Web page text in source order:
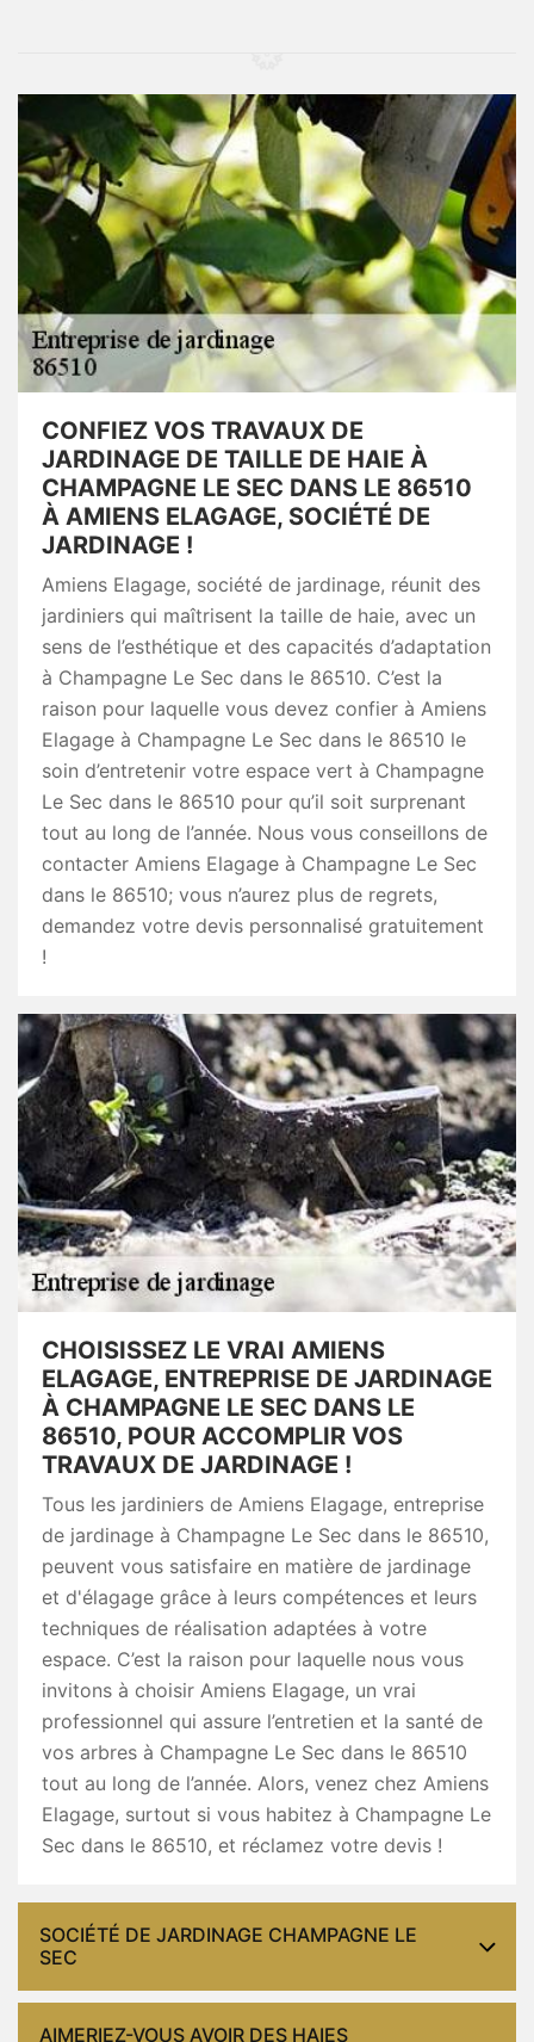
CONFIEZ VOS TRAVAUX DE
JARDINAGE DE TAILLE DE HAIE À
CHAMPAGNE LE SEC DANS LE 86510
À AMIENS ELAGAGE, SOCIÉTÉ DE
JARDINAGE !
Amiens Elagage, société de jardinage, réunit des
jardiniers qui maîtrisent la taille de haie, avec un
sens de l’esthétique et des capacités d’adaptation
à Champagne Le Sec dans le 86510. C’est la
raison pour laquelle vous devez confier à Amiens
Elagage à Champagne Le Sec dans le 86510 le
soin d’entretenir votre espace vert à Champagne
Le Sec dans le 86510 pour qu’il soit surprenant
tout au long de l’année. Nous vous conseillons de
contacter Amiens Elagage à Champagne Le Sec
dans le 86510; vous n’aurez plus de regrets,
demandez votre devis personnalisé gratuitement
!
CHOISISSEZ LE VRAI AMIENS
ELAGAGE, ENTREPRISE DE JARDINAGE
À CHAMPAGNE LE SEC DANS LE
86510, POUR ACCOMPLIR VOS
TRAVAUX DE JARDINAGE !
Tous les jardiniers de Amiens Elagage, entreprise
de jardinage à Champagne Le Sec dans le 86510,
peuvent vous satisfaire en matière de jardinage
et d'élagage grâce à leurs compétences et leurs
techniques de réalisation adaptées à votre
espace. C’est la raison pour laquelle nous vous
invitons à choisir Amiens Elagage, un vrai
professionnel qui assure l’entretien et la santé de
vos arbres à Champagne Le Sec dans le 86510
tout au long de l’année. Alors, venez chez Amiens
Elagage, surtout si vous habitez à Champagne Le
Sec dans le 86510, et réclamez votre devis !
SOCIÉTÉ DE JARDINAGE CHAMPAGNE LE
SEC
AIMERIEZ-VOUS AVOIR DES HAIES